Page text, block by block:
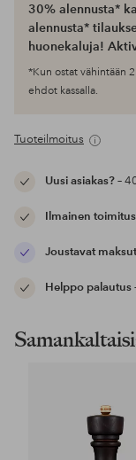
30% alennusta*
alennusta*
huonekaluja!
*Kun ostat vähintään
ehdot kassalla.
Tuoteilmoitus
Uusi asiakas?–
Ilmainen toimitus
Joustavat
Helppo palautus